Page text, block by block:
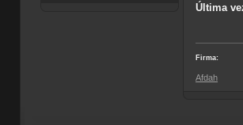
Última
Firma:
Afdah